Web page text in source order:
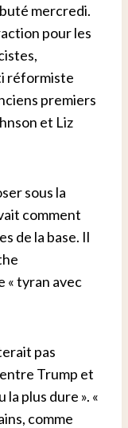
mercredi.
pour les
réformiste
premiers
et Liz
sous la
comment
de la base. Il
« tyran avec
pas
Trump et
plus dure ». «
comme